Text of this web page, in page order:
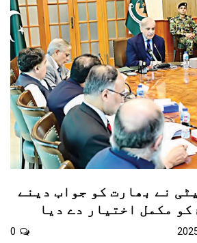
نے بھارت کو جواب دینے
مکمل اختیار دے دیا